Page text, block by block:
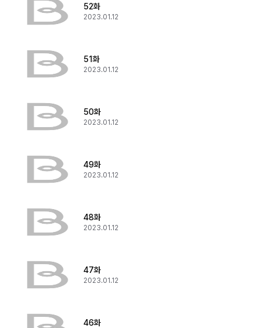
52화
2023.01.12
51화
2023.01.12
50화
2023.01.12
49화
2023.01.12
48화
2023.01.12
47화
2023.01.12
46화